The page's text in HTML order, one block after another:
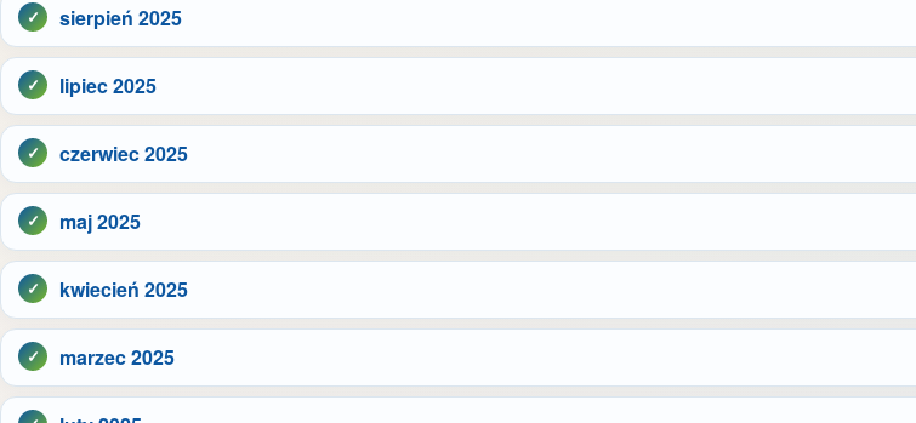
sierpień 2025
lipiec 2025
czerwiec 2025
maj 2025
kwiecień 2025
marzec 2025